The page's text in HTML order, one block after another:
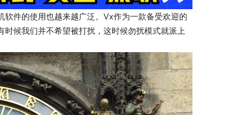
件的使用也越来越广泛。Vx作为一款备受欢迎的
候我们并不希望被打扰，这时候勿扰模式就派上